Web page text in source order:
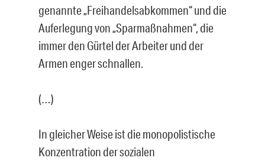
genannte „Freihandelsabkommen“ und die
Auferlegung von „Sparmaßnahmen“, die
immer den Gürtel der Arbeiter und der
Armen enger schnallen.
(…)
In gleicher Weise ist die monopolistische
Konzentration der sozialen